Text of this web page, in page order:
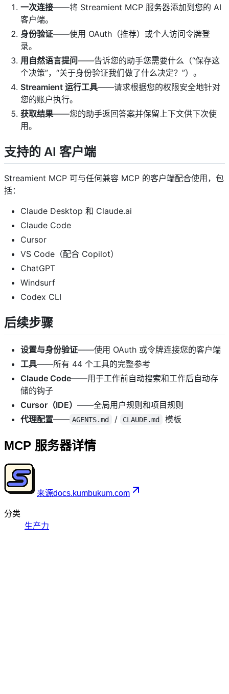
一次连接——将 Streamient MCP 服务器添加到您的 AI
客户端。
身份验证——使用 OAuth（推荐）或个人访问令牌登
录。
用自然语言提问——告诉您的助手您需要什么（“保存这
个决策”，“关于身份验证我们做了什么决定？”）。
Streamient 运行工具——请求根据您的权限安全地针对
您的账户执行。
获取结果——您的助手返回答案并保留上下文供下次使
用。
支持的 AI 客户端 ​
Streamient MCP 可与任何兼容 MCP 的客户端配合使用，包
括：
Claude Desktop 和 Claude.ai
Claude Code
Cursor
VS Code（配合 Copilot）
ChatGPT
Windsurf
Codex CLI
后续步骤 ​
设置与身份验证——使用 OAuth 或令牌连接您的客户端
工具——所有 44 个工具的完整参考
Claude Code——用于工作前自动搜索和工作后自动存
储的钩子
Cursor（IDE） ——全局用户规则和项目规则
代理配置—— AGENTS.md / CLAUDE.md 模板
MCP 服务器详情
来源docs.kumbukum.com
分类
生产力